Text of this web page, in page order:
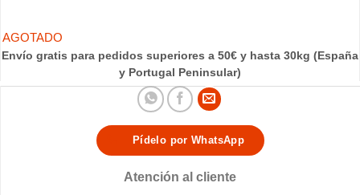
Envío gratis para pedidos superiores a 50€ y hasta 30kg (España
y Portugal Peninsular)
Pídelo por WhatsApp
Atención al cliente